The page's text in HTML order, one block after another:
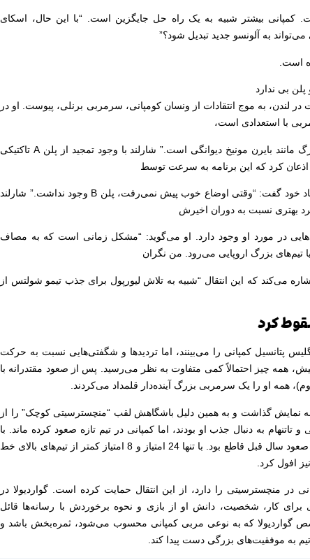
کمپانی بیشتر شبیه به یک راه حل جایگزین است. “با این حال، اسکای
به آلونسو جدید تبدیل شود؟”
است.
پلن بی ندارد
در لندن، به موج انتقادات از ونسان کومپانی، سرمربی برنلی، پیوست. او در
با استعدادی است،
اما به نظر من انتقال او به یک باشگاه بزرگ مانند بایرن مونیخ دیوانگی است.” شارلند با وجود تمجید از پلن A تاکتیکی
کرد که این برنامه به سرعت توسط
رقبا شناسایی و خنثی شد. او در ادامه انتقاد خود گفت: “وقتی اوضاع خوب پیش نمی‌رفت، پلن B وجود نداشت.” شارلند
بهتری نسبت به دوران اخیرش
در مورد او وجود دارد. او می‌گوید: “مشکل زمانی است که به مصاف
تیم‌های بزرگ اروپایی می‌رود. من نگران
می‌کند که این انتقال “شبیه به تلاش لیورپول برای جذب تیمو شولتس از
کرد
پتانسیل کمپانی را می‌بینند، اما تردیدها و شگفتی‌هایی نسبت به حرکت
همه چیز احتمالاً کمی متفاوت به نظر می‌رسید. پس از صعود مقتدرانه با
به نمایش گذاشت و به همین دلیل باشگاهش لقب “منچسترسیتی کوچک” را از
به دنبال جذب او بودند، اما کمپانی در تیم تازه صعود کرده ماند. با
این حال، سقوط این فصل به همان اندازه صعود سال قبل قاطع بود. با تنها 24 امتیاز و 8 امتیاز کمتر از تیم‌های بالای خط
افول کرد.
در منچسترسیتی را دارد، از این انتقال حمایت کرده است. گواردیولا در
برای کار، شخصیت، دانش او از بازی و نحوه برخوردش با رسانه‌ها قائل
گواردیولا که به نوعی مربی کمپانی محسوب می‌شود، ثمره‌بخش باشد و
به موفقیت‌های بزرگی دست پیدا کند.